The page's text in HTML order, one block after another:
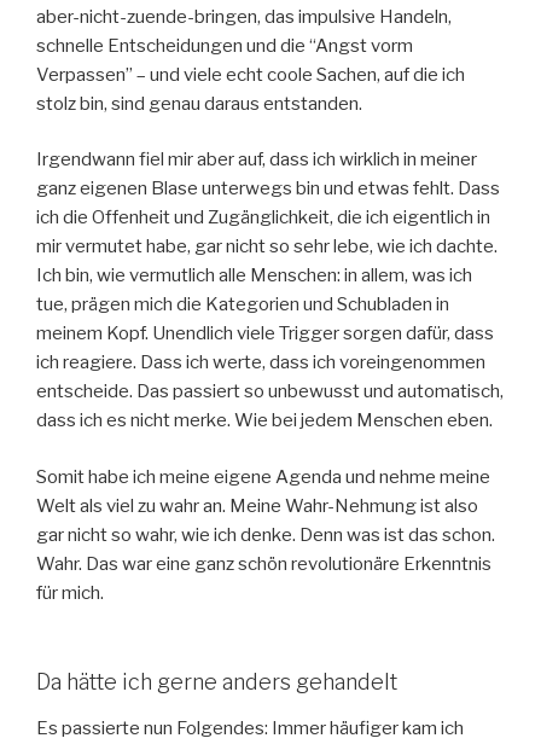
aber-nicht-zuende-bringen, das impulsive Handeln,
schnelle Entscheidungen und die “Angst vorm
Verpassen” – und viele echt coole Sachen, auf die ich
stolz bin, sind genau daraus entstanden.
Irgendwann fiel mir aber auf, dass ich wirklich in meiner
ganz eigenen Blase unterwegs bin und etwas fehlt. Dass
ich die Offenheit und Zugänglichkeit, die ich eigentlich in
mir vermutet habe, gar nicht so sehr lebe, wie ich dachte.
Ich bin, wie vermutlich alle Menschen: in allem, was ich
tue, prägen mich die Kategorien und Schubladen in
meinem Kopf. Unendlich viele Trigger sorgen dafür, dass
ich reagiere. Dass ich werte, dass ich voreingenommen
entscheide. Das passiert so unbewusst und automatisch,
dass ich es nicht merke. Wie bei jedem Menschen eben.
Somit habe ich meine eigene Agenda und nehme meine
Welt als viel zu wahr an. Meine Wahr-Nehmung ist also
gar nicht so wahr, wie ich denke. Denn was ist das schon.
Wahr. Das war eine ganz schön revolutionäre Erkenntnis
für mich.
Da hätte ich gerne anders gehandelt
Es passierte nun Folgendes: Immer häufiger kam ich